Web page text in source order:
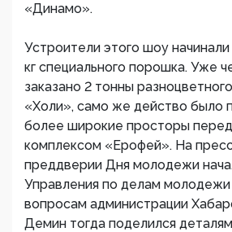
«Динамо».
Устроители этого шоу
кг специального порошка. Уже
заказано 2 тонны
«Холи», само же действо было
более широкие просторы
комплексом «Ерофей». На
преддверии Дня молодежи
Управления по делам
вопросам администрации
Демин тогда поделился